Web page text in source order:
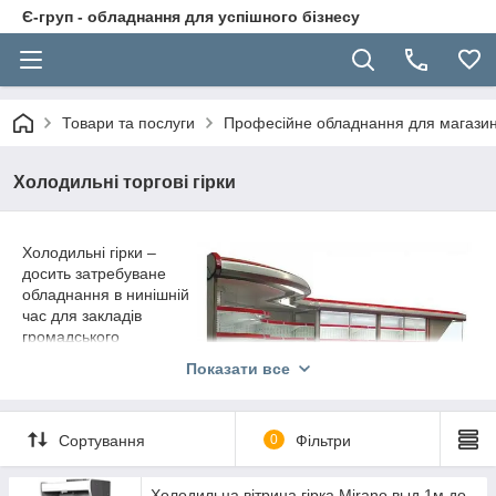
Є-груп - обладнання для успішного бізнесу
Товари та послуги Професійне обладнання для
Холодильні торгові гірки
Холодильні гірки –
досить затребуване
обладнання в нинішній
час для закладів
громадського
супермаркетів, їдалень,
товару і тимчасового
зберігання тих
продуктів, які
Показати все
Сортування 0 Фільтри